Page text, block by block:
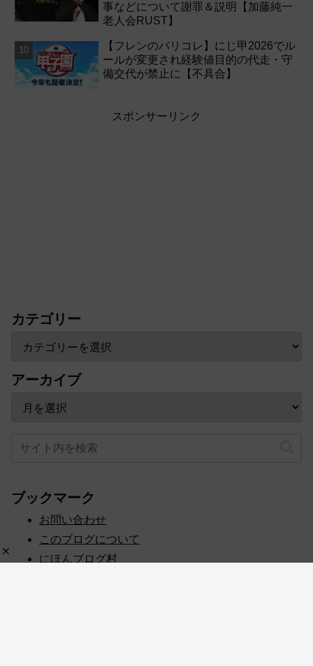
事などについて謝罪＆説明【加藤純一
老人会RUST】
【フレンのパリコレ】にじ甲2026でル
ールが変更され経験値目的の代走・守
備交代が禁止に【不具合】
スポンサーリンク
カテゴリー
アーカイブ
ブックマーク
お問い合わせ
このブログについて
にほんブログ村